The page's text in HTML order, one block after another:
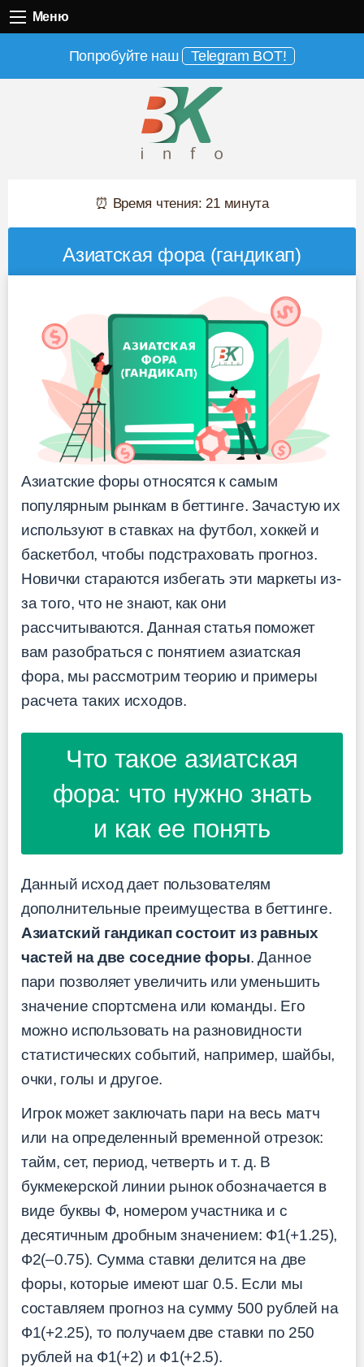
Меню
Попробуйте наш Telegram BOT!
⏰ Время чтения: 21 минута
Азиатская фора (гандикап)
Азиатские форы относятся к самым
популярным рынкам в беттинге. Зачастую их
используют в ставках на футбол, хоккей и
баскетбол, чтобы подстраховать прогноз.
Новички стараются избегать эти маркеты из-
за того, что не знают, как они
рассчитываются. Данная статья поможет
вам разобраться с понятием азиатская
фора, мы рассмотрим теорию и примеры
расчета таких исходов.
Что такое азиатская
фора: что нужно знать
и как ее понять
Данный исход дает пользователям
дополнительные преимущества в беттинге.
Азиатский гандикап состоит из равных
частей на две соседние форы. Данное
пари позволяет увеличить или уменьшить
значение спортсмена или команды. Его
можно использовать на разновидности
статистических событий, например, шайбы,
очки, голы и другое.
Игрок может заключать пари на весь матч
или на определенный временной отрезок:
тайм, сет, период, четверть и т. д. В
букмекерской линии рынок обозначается в
виде буквы Ф, номером участника и с
десятичным дробным значением: Ф1(+1.25),
Ф2(–0.75). Сумма ставки делится на две
форы, которые имеют шаг 0.5. Если мы
составляем прогноз на сумму 500 рублей на
Ф1(+2.25), то получаем две ставки по 250
рублей на Ф1(+2) и Ф1(+2.5).